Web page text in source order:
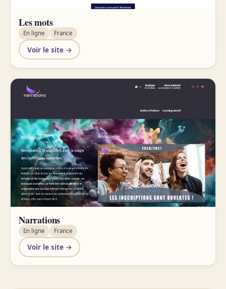
Les mots
En ligne France
Voir le site →
Narrations
En ligne France
Voir le site →